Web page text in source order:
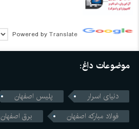
Powered by Translate
موضوعات داغ:
دنیای اسرار
پلیس اصفهان
فولاد مبارکه اصفهان
برق اصفهان